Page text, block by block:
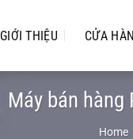
GIỚI THIỆU CỬA
Máy bán hàng
Home